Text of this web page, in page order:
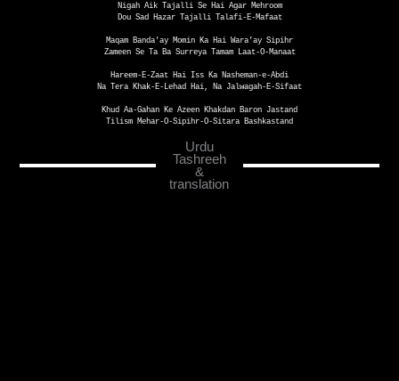
Nigah Aik Tajalli Se Hai Agar Mehroom
Dou Sad Hazar Tajalli Talafi-E-Mafaat
Maqam Banda’ay Momin Ka Hai Wara’ay Sipihr
Zameen Se Ta Ba Surreya Tamam Laat-O-Manaat
Hareem-E-Zaat Hai Iss Ka Nasheman-e-Abdi
Na Tera Khak-E-Lehad Hai, Na Jalwagah-E-Sifaat
Khud Aa-Gahan Ke Azeen Khakdan Baron Jastand
Tilism Mehar-O-Sipihr-O-Sitara Bashkastand
Urdu
Tashreeh
&
translation